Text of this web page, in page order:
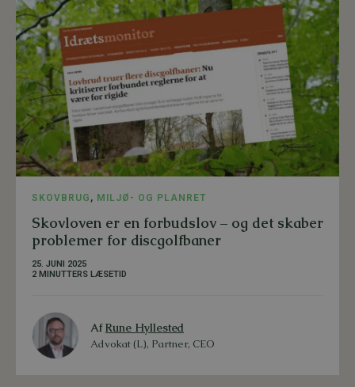
SKOVBRUG , MILJØ- OG PLANRET
Skovloven er en forbudslov – og det skaber
problemer for discgolfbaner
25. JUNI 2025
2 MINUTTERS LÆSETID
AfRune Hyllested
Advokat (L), Partner, CEO